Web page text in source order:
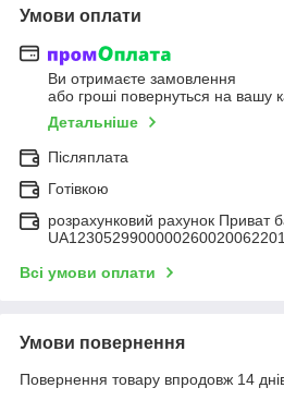
Умови оплати
Ви отримаєте замовлення
або гроші повернуться на вашу
Детальніше
Післяплата
Готівкою
розрахунковий рахунок
Всі умови оплати
Умови повернення
Повернення товару впродовж 14